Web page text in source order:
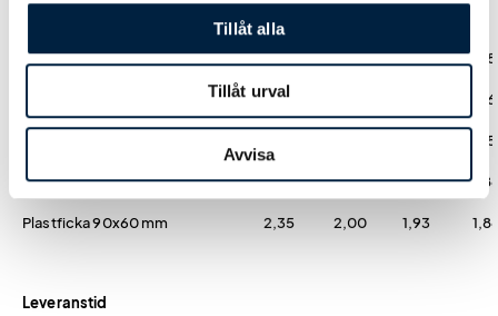
Tillåt alla
Tillåt urval
Avvisa
Säkerhetsfäste 1,05 0,87 0,84
1,05
Plastficka 60x90 mm 2,35 2,00 1,93
Plastficka 90x60 mm 2,35 2,00 1,93
Leveranstid